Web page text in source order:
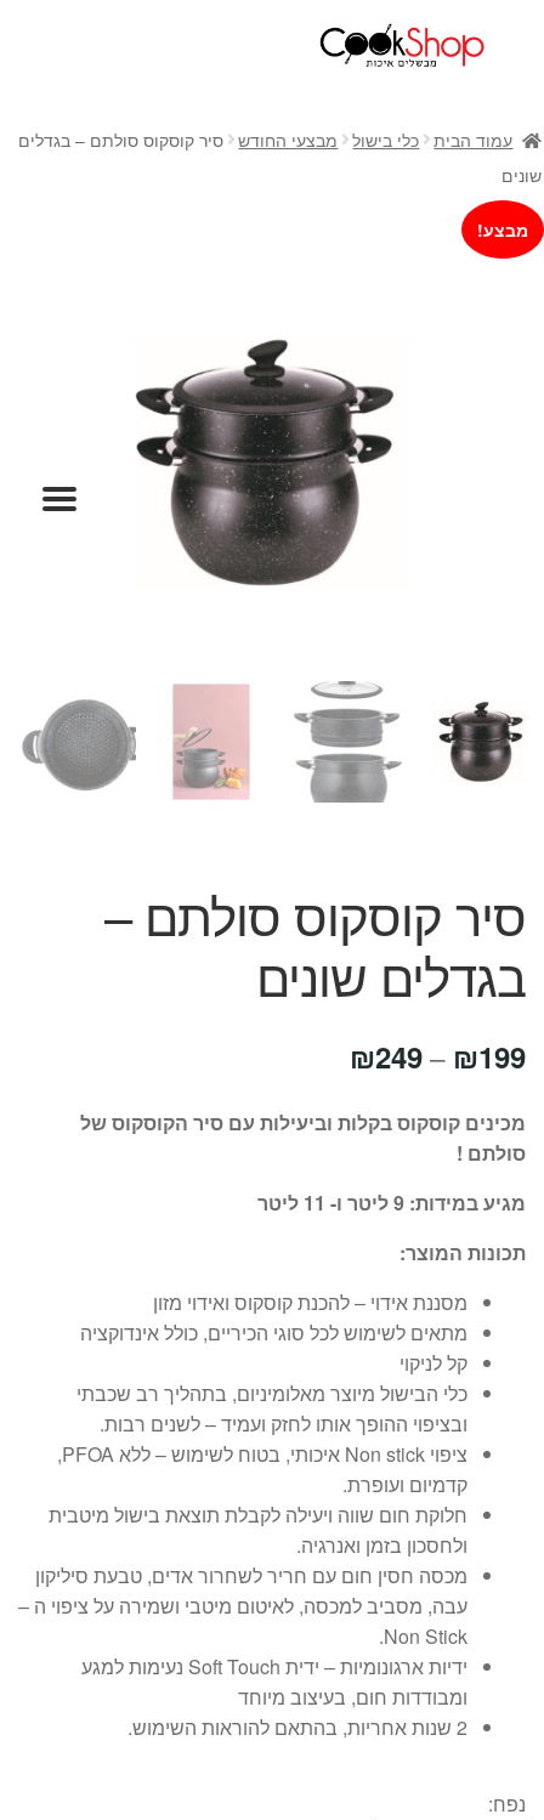
חנות
כלי בישול
סירים
מחבתות
כלי הגשה ואירוח
מתכונים שלכם
מאמרים
עגלת קניות
תשלום
עמוד הבית כלי בישול מבצעי החודש
סיר קוסקוס סולתם – בגדלים
שונים
מבצע!
סיר קוסקוס סולתם –
בגדלים שונים
₪199
–
₪249
מכינים קוסקוס בקלות וביעילות עם סיר הקוסקוס של
סולתם !
מגיע במידות: 9 ליטר ו- 11 ליטר
תכונות המוצר:
מסננת אידוי – להכנת קוסקוס ואידוי מזון
מתאים לשימוש לכל סוגי הכיריים, כולל אינדוקציה
קל לניקוי
כלי הבישול מיוצר מאלומיניום, בתהליך רב שכבתי
ובציפוי ההופך אותו לחזק ועמיד – לשנים רבות.
ציפוי Non stick איכותי, בטוח לשימוש – ללא PFOA,
קדמיום ועופרת.
חלוקת חום שווה ויעילה לקבלת תוצאת בישול מיטבית
ולחסכון בזמן ואנרגיה.
מכסה חסין חום עם חריר לשחרור אדים, טבעת סיליקון
עבה, מסביב למכסה, לאיטום מיטבי ושמירה על ציפוי ה –
Non Stick.
ידיות ארגונומיות – ידית Soft Touch נעימות למגע
ומבודדות חום, בעיצוב מיוחד
2 שנות אחריות, בהתאם להוראות השימוש.
נפח: